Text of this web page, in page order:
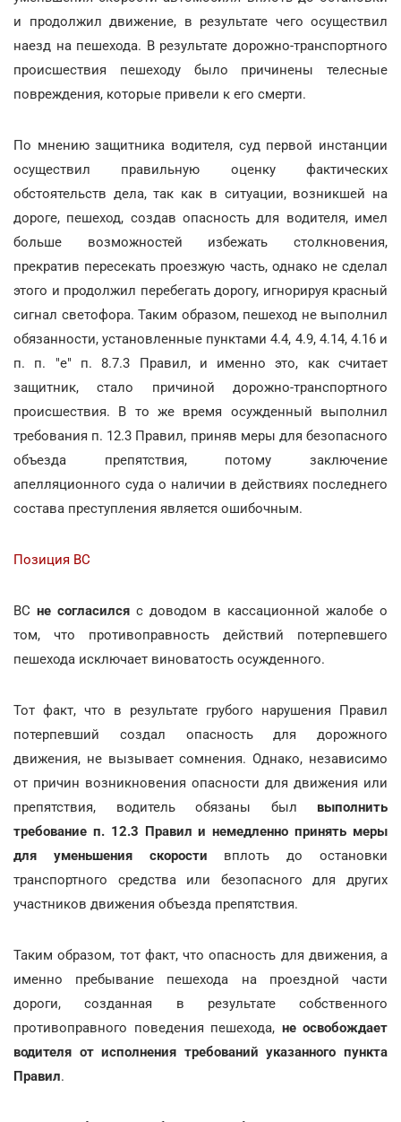
и продолжил движение, в результате чего осуществил
наезд на пешехода. В результате дорожно-транспортного
происшествия пешеходу было причинены телесные
повреждения, которые привели к его смерти.
По мнению защитника водителя, суд первой инстанции
осуществил правильную оценку фактических
обстоятельств дела, так как в ситуации, возникшей на
дороге, пешеход, создав опасность для водителя, имел
больше возможностей избежать столкновения,
прекратив пересекать проезжую часть, однако не сделал
этого и продолжил перебегать дорогу, игнорируя красный
сигнал светофора. Таким образом, пешеход не выполнил
обязанности, установленные пунктами 4.4, 4.9, 4.14, 4.16 и
п. п. "е" п. 8.7.3 Правил, и именно это, как считает
защитник, стало причиной дорожно-транспортного
происшествия. В то же время осужденный выполнил
требования п. 12.3 Правил, приняв меры для безопасного
объезда препятствия, потому заключение
апелляционного суда о наличии в действиях последнего
состава преступления является ошибочным.
Позиция ВС
ВС не согласился с доводом в кассационной жалобе о
том, что противоправность действий потерпевшего
пешехода исключает виноватость осужденного.
Тот факт, что в результате грубого нарушения Правил
потерпевший создал опасность для дорожного
движения, не вызывает сомнения. Однако, независимо
от причин возникновения опасности для движения или
препятствия, водитель обязаны был выполнить
требование п. 12.3 Правил и немедленно принять меры
для уменьшения скорости вплоть до остановки
транспортного средства или безопасного для других
участников движения объезда препятствия.
Таким образом, тот факт, что опасность для движения, а
именно пребывание пешехода на проездной части
дороги, созданная в результате собственного
противоправного поведения пешехода, не освобождает
водителя от исполнения требований указанного пункта
Правил.